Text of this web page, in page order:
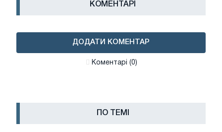
КОМЕНТАРІ
ДОДАТИ КОМЕНТАР
Коментарі (0)
ПО ТЕМІ